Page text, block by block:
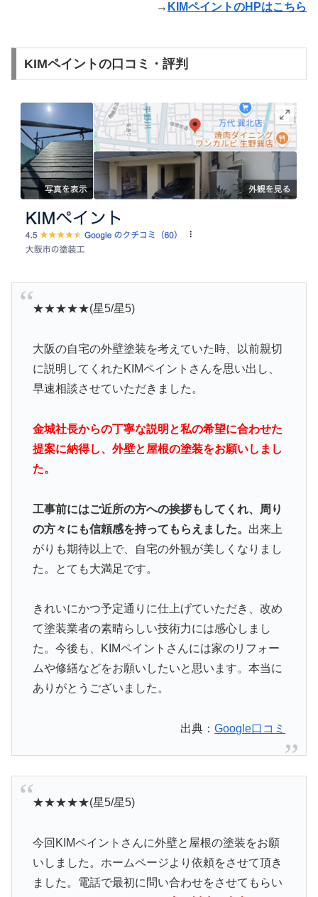
→ KIMペイントのHPはこちら
KIMペイントの口コミ・評判
★★★★★(星5/星5)
大阪の自宅の外壁塗装を考えていた時、以前親切
に説明してくれたKIMペイントさんを思い出し、
早速相談させていただきました。
金城社長からの丁寧な説明と私の希望に合わせた
提案に納得し、外壁と屋根の塗装をお願いしまし
た。
工事前にはご近所の方への挨拶もしてくれ、周り
の方々にも信頼感を持ってもらえました。 出来上
がりも期待以上で、自宅の外観が美しくなりまし
た。とても大満足です。
きれいにかつ予定通りに仕上げていただき、改め
て塗装業者の素晴らしい技術力には感心しまし
た。今後も、KIMペイントさんには家のリフォー
ムや修繕などをお願いしたいと思います。本当に
ありがとうございました。
出典：Google口コミ
★★★★★(星5/星5)
今回KIMペイントさんに外壁と屋根の塗装をお願
いしました。ホームページより依頼をさせて頂き
ました。電話で最初に問い合わせをさせてもらい